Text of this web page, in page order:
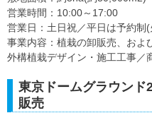
営業時間：10:00～17:00
営業日：土日祝／平日は予約制
事業内容：植栽の卸販売、およ
外構植栽デザイン・施工工事／
東京ドームグラウンド
販売